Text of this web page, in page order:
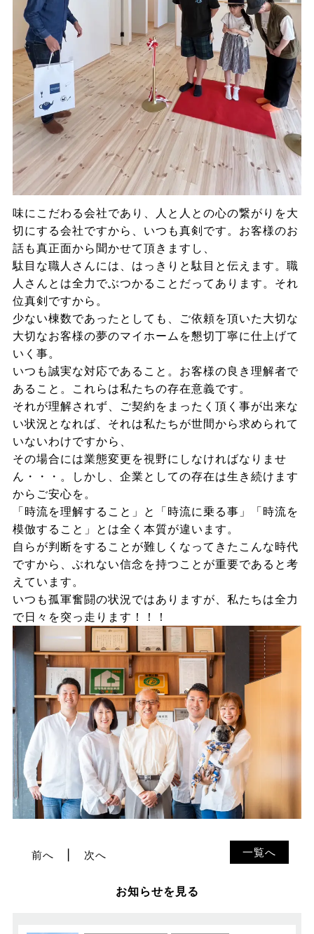
味にこだわる会社であり、人と人との心の繋がりを大
切にする会社ですから、いつも真剣です。お客様のお
話も真正面から聞かせて頂きますし、
駄目な職人さんには、はっきりと駄目と伝えます。職
人さんとは全力でぶつかることだってあります。それ
位真剣ですから。
少ない棟数であったとしても、ご依頼を頂いた大切な
大切なお客様の夢のマイホームを懇切丁寧に仕上げて
いく事。
いつも誠実な対応であること。お客様の良き理解者で
あること。これらは私たちの存在意義です。
それが理解されず、ご契約をまったく頂く事が出来な
い状況となれば、それは私たちが世間から求められて
いないわけですから、
その場合には業態変更を視野にしなければなりませ
ん・・・。しかし、企業としての存在は生き続けます
からご安心を。
「時流を理解すること」と「時流に乗る事」「時流を
模倣すること」とは全く本質が違います。
自らが判断をすることが難しくなってきたこんな時代
ですから、ぶれない信念を持つことが重要であると考
えています。
いつも孤軍奮闘の状況ではありますが、私たちは全力
で日々を突っ走ります！！！
一覧へ
前へ 次へ
お知らせを見る